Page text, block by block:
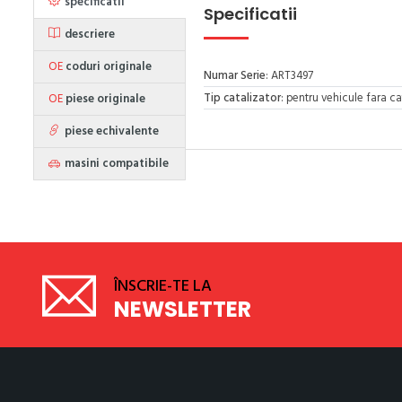
descriere
OEcoduri originale
OEpiese originale
piese echivalente
masini compatibile
Specificatii
Numar Serie: ART3497
Tip catalizator: pentru vehicule fara
ÎNSCRIE-TE LA
NEWSLETTER